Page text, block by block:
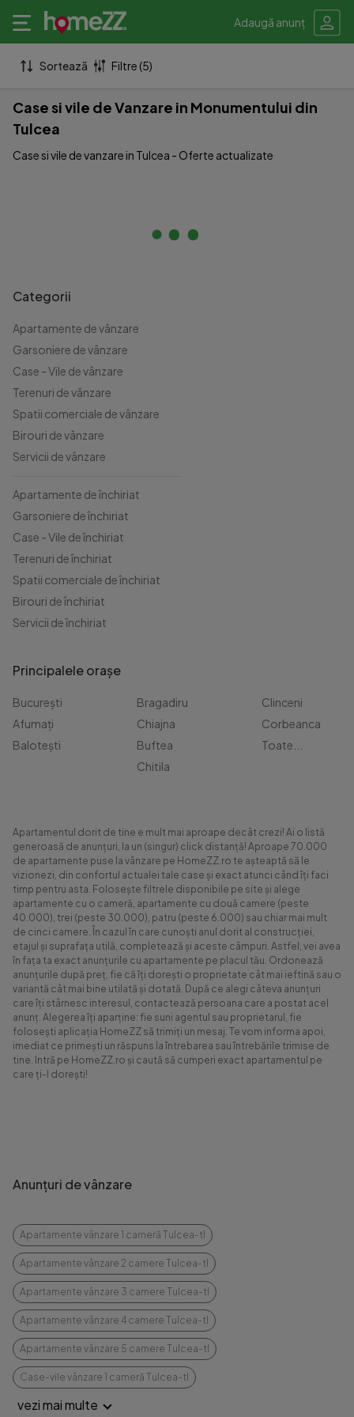
Adaugă anunț
Sortează Filtre (5)
Case si vile de Vanzare in Monumentului din
Tulcea
Case si vile de vanzare in Tulcea - Oferte actualizate
Categorii
Apartamente de vânzare
Garsoniere de vânzare
Case - Vile de vânzare
Terenuri de vânzare
Spatii comerciale de vânzare
Birouri de vânzare
Servicii de vânzare
Apartamente de închiriat
Garsoniere de închiriat
Case - Vile de închiriat
Terenuri de închiriat
Spatii comerciale de închiriat
Birouri de închiriat
Servicii de închiriat
Principalele orașe
București
Afumați
Balotești
Bragadiru
Chiajna
Buftea
Chitila
Clinceni
Corbeanca
Toate...
Apartamentul dorit de tine e mult mai aproape decât crezi! Ai o listă
generoasă de anunțuri, la un (singur) click distanță! Aproape 70.000
de apartamente puse la vânzare pe HomeZZ.ro te așteaptă să le
vizionezi, din confortul actualei tale case și exact atunci când îți faci
timp pentru asta. Folosește filtrele disponibile pe site și alege
apartamente cu o cameră, apartamente cu două camere (peste
40.000), trei (peste 30.000), patru (peste 6.000) sau chiar mai mult
de cinci camere. În cazul în care cunoști anul dorit al construcției,
etajul și suprafața utilă, completează și aceste câmpuri. Astfel, vei avea
în fața ta exact anunțurile cu apartamente pe placul tău. Ordonează
anunțurile după preț, fie că îți dorești o proprietate cât mai ieftină sau o
variantă cât mai bine utilată și dotată. După ce alegi câteva anunțuri
care îți stârnesc interesul, contactează persoana care a postat acel
anunț. Alegerea îți aparține: fie suni agentul sau proprietarul, fie
folosești aplicația HomeZZ să trimiți un mesaj. Te vom informa apoi,
imediat ce primești un răspuns la întrebarea sau întrebările trimise de
tine. Intră pe HomeZZ.ro și caută să cumperi exact apartamentul pe
care ți-l dorești!
Anunțuri de vânzare
Apartamente vânzare 1 cameră Tulcea-tl
Apartamente vânzare 2 camere Tulcea-tl
Apartamente vânzare 3 camere Tulcea-tl
Apartamente vânzare 4 camere Tulcea-tl
Apartamente vânzare 5 camere Tulcea-tl
Case-vile vânzare 1 cameră Tulcea-tl
vezi mai multe